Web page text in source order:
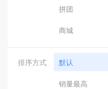
拼团
商城
排序方式 默认
销量最高